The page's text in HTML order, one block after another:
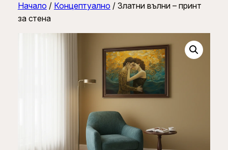
Начало / Концептуално / Златни вълни – принт
за стена